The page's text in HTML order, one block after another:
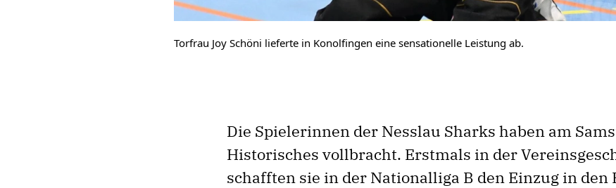
Torfrau Joy Schöni lieferte in Konolfingen eine sensationelle Leistung ab.
Die Spielerinnen der Nesslau Sharks haben am
Historisches vollbracht. Erstmals in der
schafften sie in der Nationalliga B den Einzug in den